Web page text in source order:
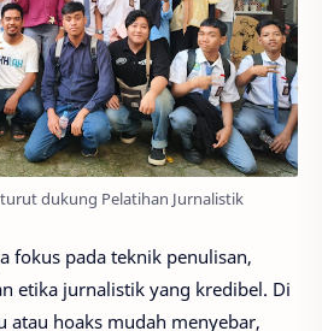
dukung Pelatihan Jurnalistik
fokus pada teknik penulisan,
etika jurnalistik yang kredibel. Di
atau hoaks mudah menyebar,